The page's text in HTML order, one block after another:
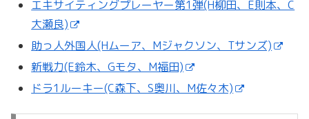
エキサイティングプレーヤー第1弾(H柳田、E則本、C
大瀬良)
助っ人外国人(Hムーア、Mジャクソン、Tサンズ)
新戦力(E鈴木、Gモタ、M福田)
ドラ1ルーキー(C森下、S奥川、M佐々木)